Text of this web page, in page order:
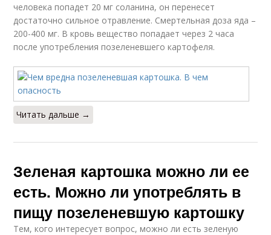
человека попадет 20 мг соланина, он перенесет
достаточно сильное отравление. Смертельная доза яда –
200-400 мг. В кровь вещество попадает через 2 часа
после употребления позеленевшего картофеля.
Читать дальше →
Зеленая картошка можно ли ее
есть. Можно ли употреблять в
пищу позеленевшую картошку
Тем, кого интересует вопрос, можно ли есть зеленую